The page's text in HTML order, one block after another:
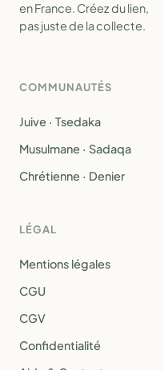
en France. Créez du lien,
pas juste de la collecte.
COMMUNAUTÉS
Juive · Tsedaka
Musulmane · Sadaqa
Chrétienne · Denier
LÉGAL
Mentions légales
CGU
CGV
Confidentialité